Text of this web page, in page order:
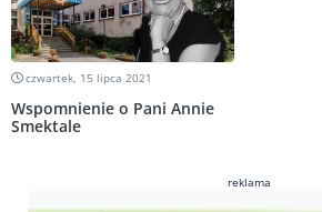
czwartek, 15 lipca 2021
Wspomnienie o Pani Annie
Smektale
reklama